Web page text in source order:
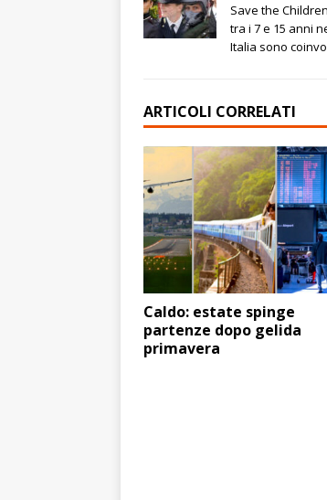
Save the
tra i 7 e 15 anni
Italia sono
ARTICOLI CORRELATI
Caldo: estate spinge
partenze dopo gelida
primavera